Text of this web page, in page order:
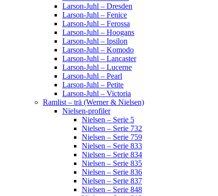
Larson-Juhl – Dresden
Larson-Juhl – Fenice
Larson-Juhl – Ferossa
Larson-Juhl – Hoogans
Larson-Juhl – Ipsilon
Larson-Juhl – Komodo
Larson-Juhl – Lancaster
Larson-Juhl – Lucerne
Larson-Juhl – Pearl
Larson-Juhl – Petite
Larson-Juhl – Victoria
Ramlist – trä (Werner & Nielsen)
Nielsen-profiler
Nielsen – Serie 5
Nielsen – Serie 732
Nielsen – Serie 759
Nielsen – Serie 833
Nielsen – Serie 834
Nielsen – Serie 835
Nielsen – Serie 836
Nielsen – Serie 837
Nielsen – Serie 848